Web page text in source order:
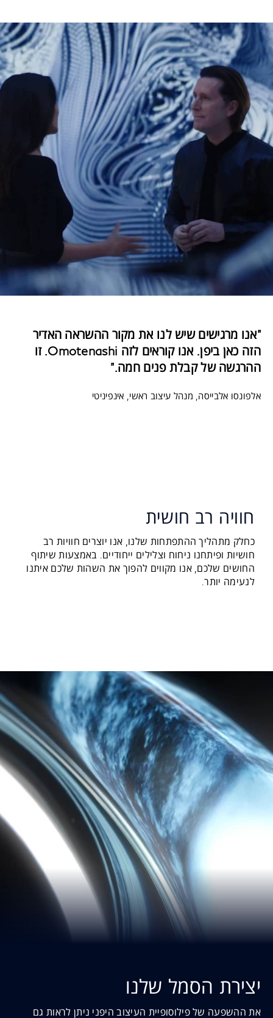
"אנו מרגישים שיש לנו את מקור ההשראה האדיר
הזה כאן ביפן. אנו קוראים לזה Omotenashi. זו
ההרגשה של קבלת פנים חמה."
אלפונסו אלבייסה, מנהל עיצוב ראשי, אינפיניטי
חוויה רב חושית
כחלק מתהליך ההתפתחות שלנו, אנו יוצרים חוויות רב
חושיות ופיתחנו ניחוח וצלילים ייחודיים. באמצעות שיתוף
החושים שלכם, אנו מקווים להפוך את השהות שלכם איתנו
לנעימה יותר.
יצירת הסמל שלנו
את ההשפעה של פילוסופיית העיצוב היפני ניתן לראות גם